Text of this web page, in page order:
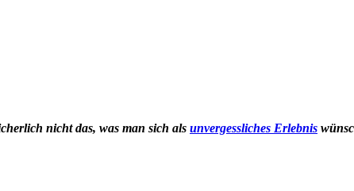
nicht das, was man sich als unvergessliches Erlebnis